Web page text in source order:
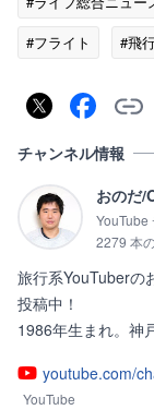
#フライト
#飛
チャンネル情報
おのだ/
YouTube
2279 本
旅行系YouTuberの
投稿中！
1986年生まれ。神
youtube.com/
YouTube